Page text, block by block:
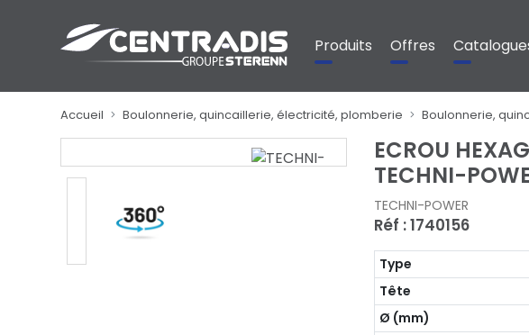
Produits Offres
Accueil Boulonnerie, quincaillerie, électricité, plomberie Boulonnerie,
ECROU
TECHNI-
TECHNI-POWER
Réf : 1740156
Type
Tête
Ø (mm)